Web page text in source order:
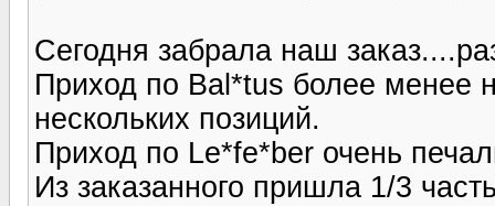
Сегодня забрала наш
Приход по Bal*tus более менее
нескольких позиций.
Приход по Le*fe*ber очень
Из заказанного пришла 1/3